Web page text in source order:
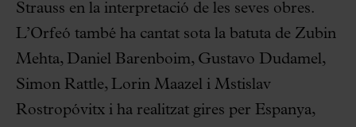
Strauss en la interpretació de les seves obres.
L’Orfeó també ha cantat sota la batuta de Zubin
Mehta, Daniel Barenboim, Gustavo Dudamel,
Simon Rattle, Lorin Maazel i Mstislav
Rostropóvitx i ha realitzat gires per Espanya,